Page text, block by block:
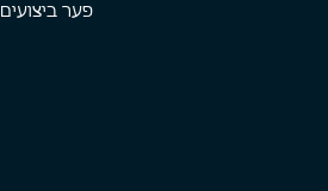
פער ביצועים